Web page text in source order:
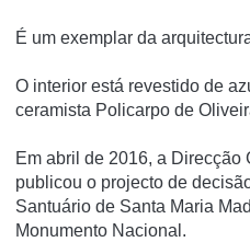
É um exemplar da
O interior está revestido de
ceramista Policarpo de
Em abril de 2016, a Direcção
publicou o projecto de
Santuário de Santa Maria
Monumento Nacional.